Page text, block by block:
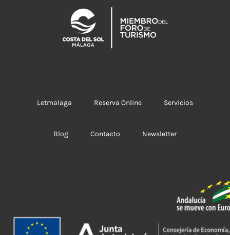
Letmalaga Reserva Online Servicios
Blog Contacto Newsletter